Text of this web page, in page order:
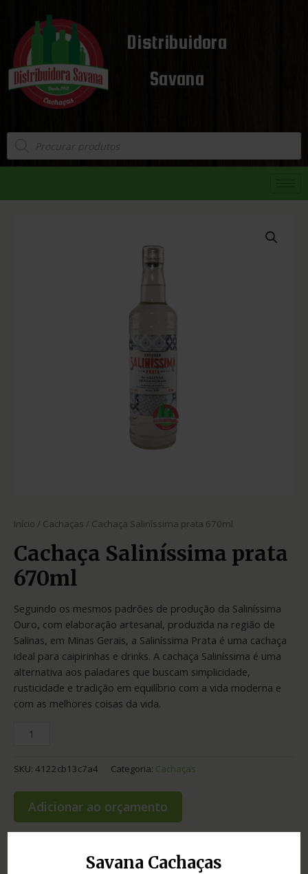
Savana Cachaças
Distribuidora
Savana
Início / Cachaças / Cachaça Saliníssima prata 670ml
Cachaça Saliníssima prata
670ml
Seguindo os mesmos padrões de produção da Saliníssima
Ouro, com elaboração artesanal, produzida na região de
Salinas, em Minas Gerais, a Saliníssima Prata é uma cachaça
ideal para caipirinhas e drinks. A cachaça Saliníssima é uma
alternativa aos paladares que buscam simplicidade,
rusticidade e tradição em equilíbrio com a vida moderna e
com as melhores coisas da vida.
SKU: 4122cb13c7a4 Categoria: Cachaças
Adicionar ao orçamento